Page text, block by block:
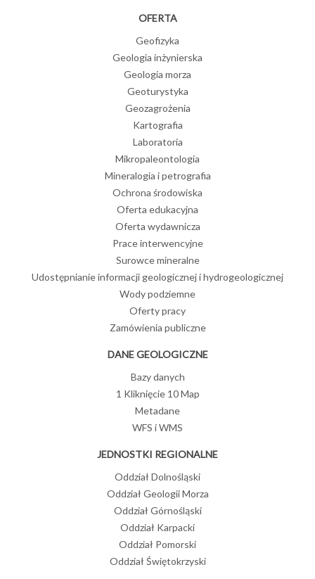
OFERTA
Geofizyka
Geologia inżynierska
Geologia morza
Geoturystyka
Geozagrożenia
Kartografia
Laboratoria
Mikropaleontologia
Mineralogia i petrografia
Ochrona środowiska
Oferta edukacyjna
Oferta wydawnicza
Prace interwencyjne
Surowce mineralne
Udostępnianie informacji geologicznej i hydrogeologicznej
Wody podziemne
Oferty pracy
Zamówienia publiczne
DANE GEOLOGICZNE
Bazy danych
1 Kliknięcie 10 Map
Metadane
WFS i WMS
JEDNOSTKI REGIONALNE
Oddział Dolnośląski
Oddział Geologii Morza
Oddział Górnośląski
Oddział Karpacki
Oddział Pomorski
Oddział Świętokrzyski